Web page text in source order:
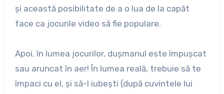
şi această posibilitate de a o lua de la capăt
face ca jocurile video să fie populare.
Apoi, în lumea jocurilor, duşmanul este împuşcat
sau aruncat în aer! În lumea reală, trebuie să te
împaci cu el, şi să-l iubeşti (după cuvintele lui